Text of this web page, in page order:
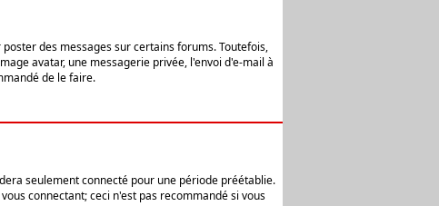
des messages sur certains forums. Toutefois,
avatar, une messagerie privée, l'envoi d'e-mail à
de le faire.
seulement connecté pour une période préétablie.
connectant; ceci n'est pas recommandé si vous